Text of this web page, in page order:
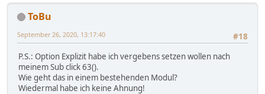
ToBu
#18
September 26, 2020, 13:17:40
P.S.: Option Explizit habe ich vergebens setzen wollen nach
meinem Sub click 63().
Wie geht das in einem bestehenden Modul?
Wiedermal habe ich keine Ahnung!